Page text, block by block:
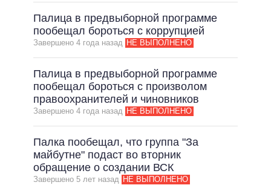
ВСЕ ОБЕЩАНИЯ
АРХИВНЫЕ ОБЕЩАНИЯ
Палица в предвыборной программе
пообещал бороться с коррупцией
Завершено 4 года назад НЕ ВЫПОЛНЕНО
Палица в предвыборной программе
пообещал бороться с произволом
правоохранителей и чиновников
Завершено 4 года назад НЕ ВЫПОЛНЕНО
Палка пообещал, что группа "За
майбутне" подаст во вторник
обращение о создании ВСК
Завершено 5 лет назад НЕ ВЫПОЛНЕНО